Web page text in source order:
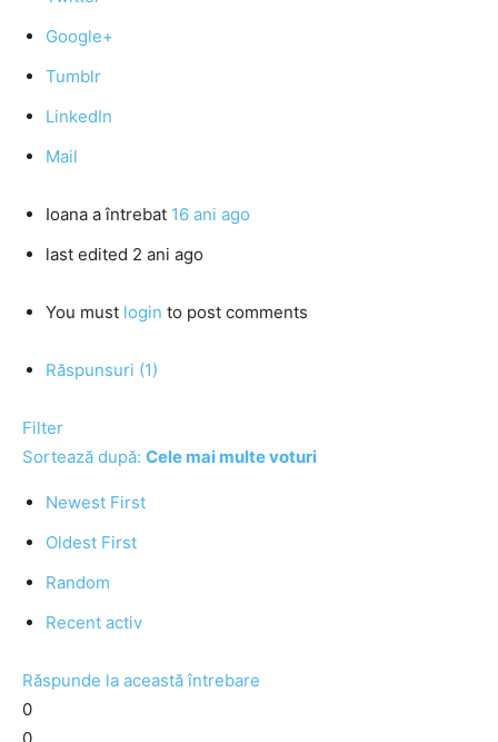
Google+
Tumblr
LinkedIn
Mail
Ioana a întrebat 16 ani ago
last edited 2 ani ago
You must login to post comments
Răspunsuri (1)
Filter
Sortează după: Cele mai multe voturi
Newest First
Oldest First
Random
Recent activ
Răspunde la această întrebare
0